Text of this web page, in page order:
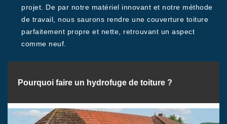
projet. De par notre matériel innovant et notre méthode
de travail, nous saurons rendre une couverture toiture
parfaitement propre et nette, retrouvant un aspect
comme neuf.
Pourquoi faire un hydrofuge de toiture ?